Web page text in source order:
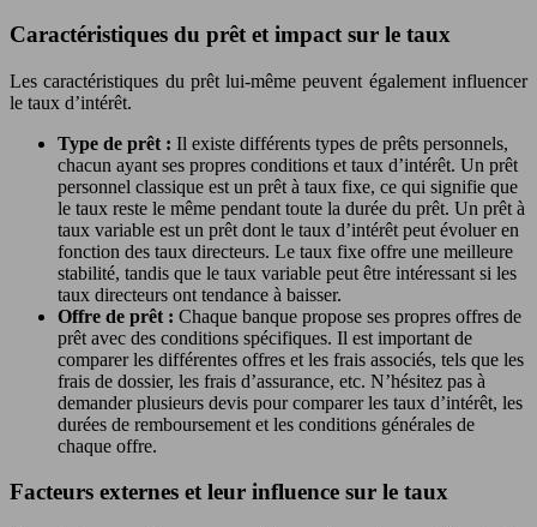
Caractéristiques du prêt et impact sur le taux
Les caractéristiques du prêt lui-même peuvent également influencer
le taux d’intérêt.
Type de prêt : Il existe différents types de prêts personnels,
chacun ayant ses propres conditions et taux d’intérêt. Un prêt
personnel classique est un prêt à taux fixe, ce qui signifie que
le taux reste le même pendant toute la durée du prêt. Un prêt à
taux variable est un prêt dont le taux d’intérêt peut évoluer en
fonction des taux directeurs. Le taux fixe offre une meilleure
stabilité, tandis que le taux variable peut être intéressant si les
taux directeurs ont tendance à baisser.
Offre de prêt : Chaque banque propose ses propres offres de
prêt avec des conditions spécifiques. Il est important de
comparer les différentes offres et les frais associés, tels que les
frais de dossier, les frais d’assurance, etc. N’hésitez pas à
demander plusieurs devis pour comparer les taux d’intérêt, les
durées de remboursement et les conditions générales de
chaque offre.
Facteurs externes et leur influence sur le taux